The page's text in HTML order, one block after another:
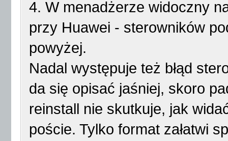
4. W menadżerze widoczny
przy Huawei - sterowników
powyżej.
Nadal występuje też błąd
da się opisać jaśniej, skoro
reinstall nie skutkuje, jak
poście. Tylko format załatwi